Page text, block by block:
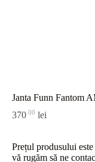
Janta Funn Fantom
370 00 lei
Prețul produsului
vă rugăm să ne